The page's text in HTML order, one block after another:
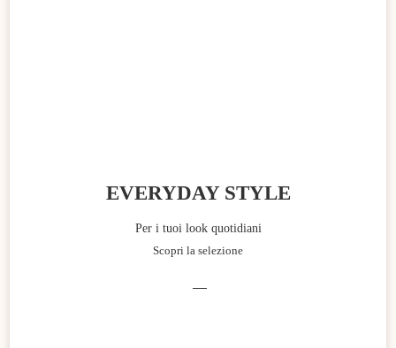
EVERYDAY STYLE
Per i tuoi look quotidiani
Scopri la selezione